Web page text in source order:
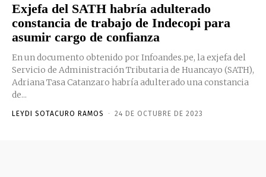
Exjefa del SATH habría adulterado
constancia de trabajo de Indecopi para
asumir cargo de confianza
En un documento obtenido por Infoandes.pe, la exjefa del
Servicio de Administración Tributaria de Huancayo (SATH),
Adriana Tasa Catanzaro habría adulterado una constancia
de...
LEYDI SOTACURO RAMOS - 24 DE OCTUBRE DE 2023